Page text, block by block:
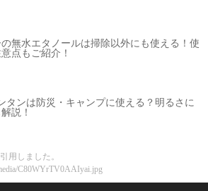
の無水エタノールは掃除以外にも使える！使
点もご紹介！
タンは防災・キャンプに使える？明るさに
説！
用しました。
C80WYrTV0AAIyai.jpg